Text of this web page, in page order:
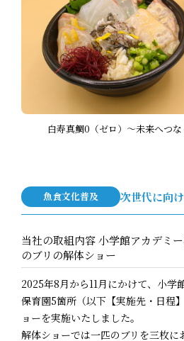
白寿真鯛0（ゼロ）～未来へつ
魚食文化普及 次世代に向
当社の取組内容 小学館アカデミ
のブリの解体ショー
2025年8月から11月にかけて、小学
保育園5箇所（以下【実施先・日程
ョーを実施いたしました。
解体ショーでは一匹のブリを三枚